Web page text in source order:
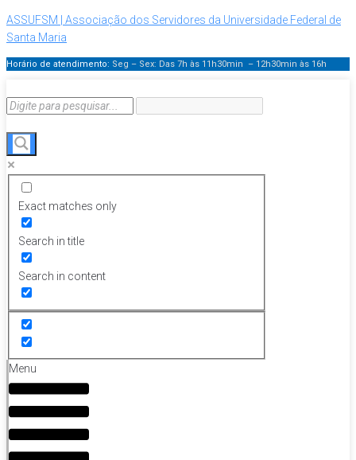
ASSUFSM | Associação dos Servidores da Universidade Federal de
Santa Maria
Horário de atendimento: Seg – Sex: Das 7h às 11h30min – 12h30min às 16h
Exact matches only
Search in title
Search in content
Menu